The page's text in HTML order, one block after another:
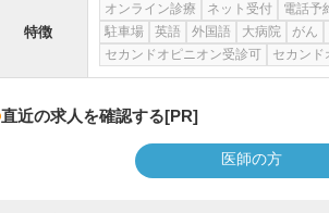
特徴
オンライン診療 ネット受付 電話予
駐車場
英語 外国語 大病院 がん
セカンドオピニオン受診可
セカンド
直近の求人を確認する[PR]
医師の方